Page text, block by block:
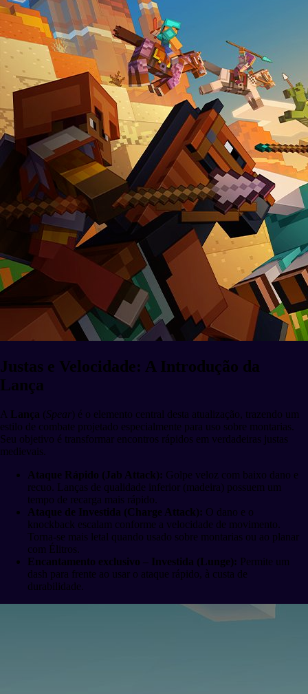
Justas e Velocidade: A Introdução da
Lança
A Lança (Spear) é o elemento central desta atualização, trazendo um
estilo de combate projetado especialmente para uso sobre montarias.
Seu objetivo é transformar encontros rápidos em verdadeiras justas
medievais.
Ataque Rápido (Jab Attack): Golpe veloz com baixo dano e
recuo. Lanças de qualidade inferior (madeira) possuem um
tempo de recarga mais rápido.
Ataque de Investida (Charge Attack): O dano e o
knockback escalam conforme a velocidade de movimento.
Torna-se mais letal quando usado sobre montarias ou ao planar
com Élitros.
Encantamento exclusivo – Investida (Lunge): Permite um
dash para frente ao usar o ataque rápido, à custa de
durabilidade.